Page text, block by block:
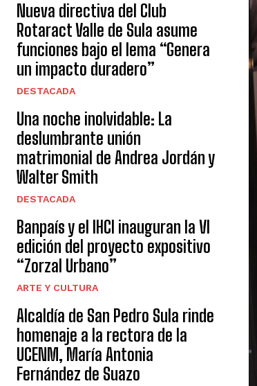
Nueva directiva del Club
Rotaract Valle de Sula asume
funciones bajo el lema “Genera
un impacto duradero”
DESTACADA
Una noche inolvidable: La
deslumbrante unión
matrimonial de Andrea Jordán y
Walter Smith
DESTACADA
Banpaís y el IHCI inauguran la VI
edición del proyecto expositivo
“Zorzal Urbano”
ARTE Y CULTURA
Alcaldía de San Pedro Sula rinde
homenaje a la rectora de la
UCENM, María Antonia
Fernández de Suazo